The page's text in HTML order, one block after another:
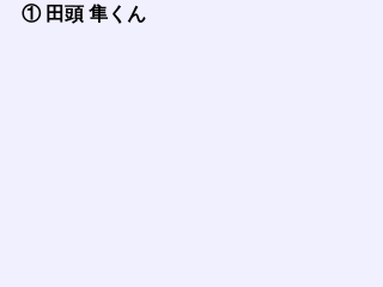
① 田頭 隼くん